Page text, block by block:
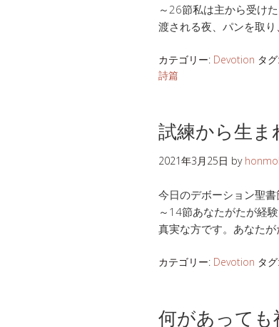
～26節私は主から受け
渡される夜、パンを取
カテゴリー: Devotion タグ:
詩篇
試練から生ま
2021年3月25日 by
今日のデボーション聖
～14節あなたがたが経
真実な方です。あなた
カテゴリー: Devotion タグ:
何があっても